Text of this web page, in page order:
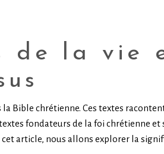
de la vie
Bible chrétienne. Ces textes
fondateurs de la foi chrétienne
article, nous allons explorer la